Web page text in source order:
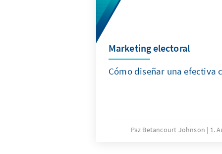
Marketing electoral
Cómo diseñar una efectiva
Paz Betancourt Johnson 1.